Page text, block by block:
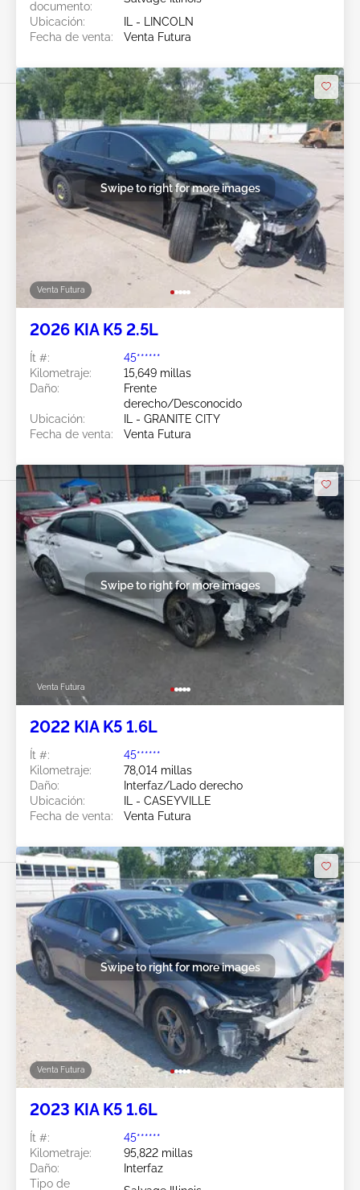
documento:
Ubicación:
IL - LINCOLN
Fecha de venta:
Venta Futura
Venta Futura
Swipe to right for more images
2026 KIA K5 2.5L
Ít #:
45******
Kilometraje:
15,649 millas
Daño:
Frente
derecho/Desconocido
Ubicación:
IL - GRANITE CITY
Fecha de venta:
Venta Futura
Venta Futura
Swipe to right for more images
2022 KIA K5 1.6L
Ít #:
45******
Kilometraje:
78,014 millas
Daño:
Interfaz/Lado derecho
Ubicación:
IL - CASEYVILLE
Fecha de venta:
Venta Futura
Venta Futura
Swipe to right for more images
2023 KIA K5 1.6L
Ít #:
45******
Kilometraje:
95,822 millas
Daño:
Interfaz
Tipo de